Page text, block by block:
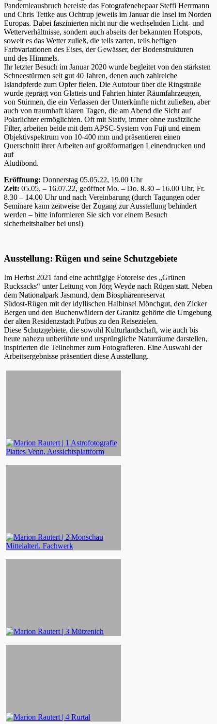
Pandemieausbruch bereiste das Fotografenehepaar Steffi Herrmann
und Chris Tettke aus Ochtrup jeweils im Januar die Insel im Norden
Europas. Dabei faszinierten nicht nur die wechselnden Licht- und
Wetterverhältnisse, sondern auch abseits der bekannten Hotspots,
soweit es das Wetter zuließ, die teils zarten, teils heftigen
Farbvariationen des Eises, der Gewässer, der Bodenstrukturen
und des Himmels.
Ihr letzter Besuch im Januar 2020 wurde begleitet von den stärksten
Schneestürmen seit gut 40 Jahren, denen auch zahlreiche
Islandpferde zum Opfer fielen. Die Autotour über die Ringstraße
wurde geprägt von Glatteis und Fahrten hinter Räumfahrzeugen,
von Stürmen, die ein Verlassen der Unterkünfte nicht zuließen, aber
auch von traumhaft klaren Tagen, die am Abend die Sicht auf
Polarlichter ermöglichten. Oft mit Stativ, immer ohne zusätzliche
Filter, arbeiten beide mit dem APSC-System von Fuji und einem
Objektivspektrum von 10-400 mm und präsentieren einen
Querschnitt ihrer Arbeiten auf großformatigen Leinendrucken und
auf
Aludibond.
Eröffnung: Donnerstag 05.05.22, 19.00 Uhr
Zeit: 05.05. – 16.07.22, geöffnet Mo. – Do. 8.30 – 16.00 Uhr, Fr.
8.30 – 14.00 Uhr und nach Vereinbarung (durch Tagungen oder
Seminare kann zeitweise der Zugang zur Ausstellung behindert
werden – bitte informieren Sie sich vor einem Besuch
sicherheitshalber bei uns!)
Ausstellung: Rügen und seine Schutzgebiete
Im Herbst 2021 fand eine achttägige Fotoreise des „Grünen
Rucksacks“ unter Leitung von Jörg Weyde nach Rügen statt. Neben
dem Nationalpark Jasmund, dem Biosphärenreservat
Südost-Rügen mit der idyllischen Halbinsel Mönchgut, den Zicker
Bergen und den Buchenwäldern der Granitz gehörte die Umgebung
der alten Residenzstadt Putbus zu den Reisezielen.
Diese Schutzgebiete, die sowohl Kulturlandschaft, wie auch bis
heute nahezu unberührte und ursprüngliche Naturräume darstellen,
inspirierten die Teilnehmer zum Fotografieren. Eine Auswahl der
Arbeitsergebnisse präsentiert diese Ausstellung.